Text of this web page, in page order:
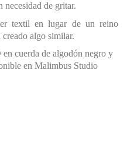
necesidad de gritar.
textil en lugar de un reino
algo similar.
cuerda de algodón negro y
en Malimbus Studio